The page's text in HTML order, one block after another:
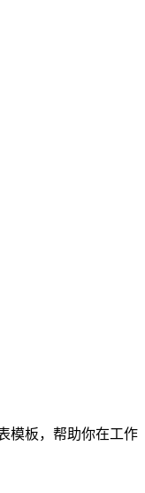
模板，帮助你在工作